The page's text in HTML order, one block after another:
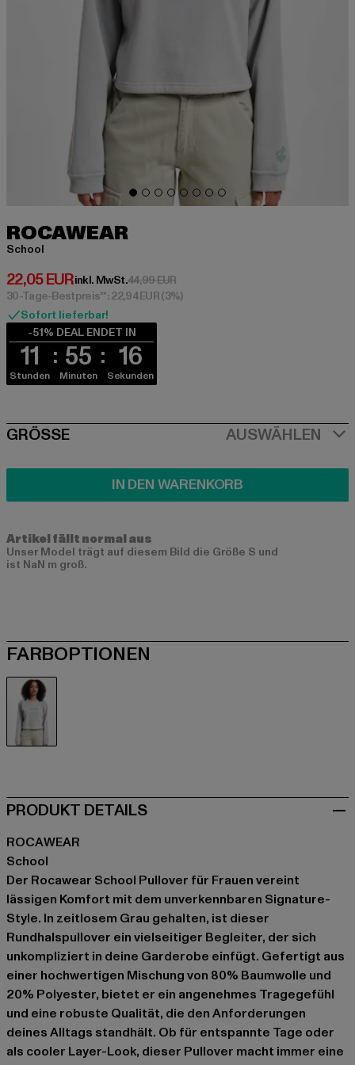
ROCAWEAR
School
22,05 EUR
Derzeitiger Preis: 22,05 EUR
inkl. MwSt.44,99 EURAktionspreis: 44,99 EUR
30-Tage-Bestpreis**: 22,94 EUR(3%)
Sofort lieferbar!
-51% DEAL ENDET IN
11
Stunden
55
Minuten
16
Sekunden
SIZE
GRÖSSE AUSWÄHLEN
IN DEN WARENKORB
Artikel fällt normal aus
Unser Model trägt auf diesem Bild die Größe S und
ist NaN m groß.
FARBOPTIONEN
PRODUKT DETAILS
ROCAWEAR
School
Der Rocawear School Pullover für Frauen vereint
lässigen Komfort mit dem unverkennbaren Signature-
Style. In zeitlosem Grau gehalten, ist dieser
Rundhalspullover ein vielseitiger Begleiter, der sich
unkompliziert in deine Garderobe einfügt. Gefertigt aus
einer hochwertigen Mischung von 80% Baumwolle und
20% Polyester, bietet er ein angenehmes Tragegefühl
und eine robuste Qualität, die den Anforderungen
deines Alltags standhält. Ob für entspannte Tage oder
als cooler Layer-Look, dieser Pullover macht immer eine